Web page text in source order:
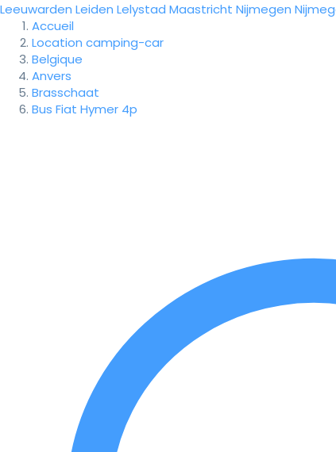
Leeuwarden Leiden Lelystad Maastricht Nijmegen
Accueil
Location camping-car
Belgique
Anvers
Brasschaat
Bus Fiat Hymer 4p